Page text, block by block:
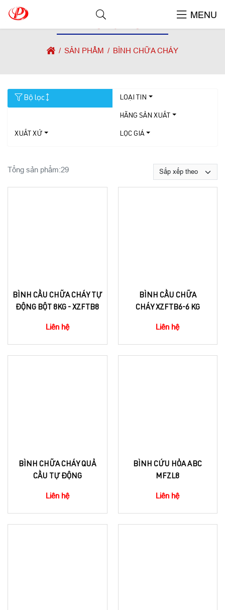
MENU
BÌNH CHỮA CHÁY
SẢN PHẨM BÌNH CHỮA CHÁY
Bộ lọc LOẠI TIN
HÃNG SẢN XUẤT
XUẤT XỨ LỌC GIÁ
Tổng sản phẩm:29
BÌNH CẦU CHỮA CHÁY TỰ
ĐỘNG BỘT 8KG - XZFTB8
Liên hệ
BÌNH CẦU CHỮA
CHÁY XZFTB6-6 KG
Liên hệ
BÌNH CHỮA CHÁY QUẢ
CẦU TỰ ĐỘNG
Liên hệ
BÌNH CỨU HỎA ABC
MFZL8
Liên hệ